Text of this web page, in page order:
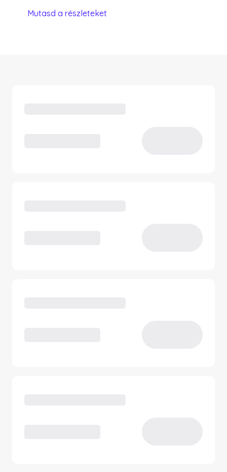
Mutasd a részleteket